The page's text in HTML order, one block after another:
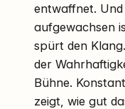
entwaffnet.
aufgewachsen
spürt den
der
Bühne.
zeigt, wie gut